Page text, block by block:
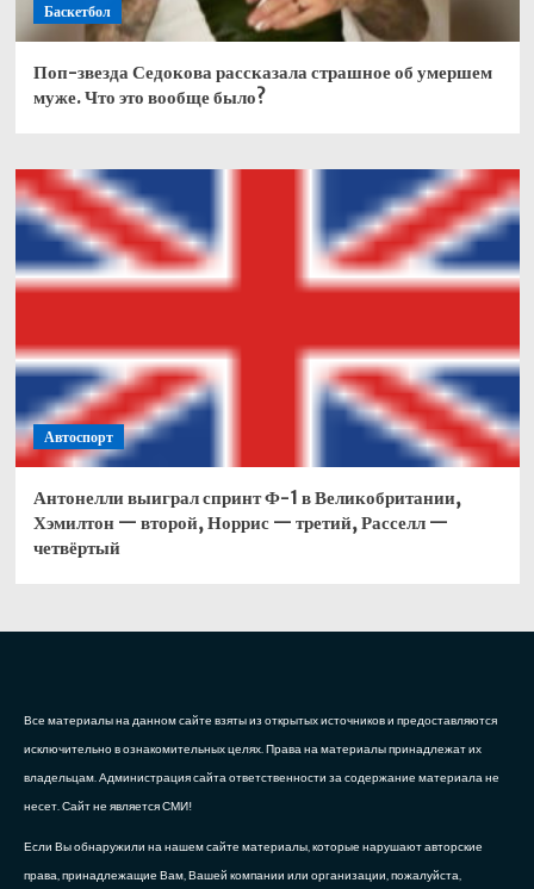
Баскетбол
Поп-звезда Седокова рассказала страшное об умершем
муже. Что это вообще было?
Автоспорт
Антонелли выиграл спринт Ф-1 в Великобритании,
Хэмилтон — второй, Норрис — третий, Расселл —
четвёртый
Все материалы на данном сайте взяты из открытых источников и предоставляются
исключительно в ознакомительных целях. Права на материалы принадлежат их
владельцам. Администрация сайта ответственности за содержание материала не
несет. Сайт не является СМИ!
Если Вы обнаружили на нашем сайте материалы, которые нарушают авторские
права, принадлежащие Вам, Вашей компании или организации, пожалуйста,